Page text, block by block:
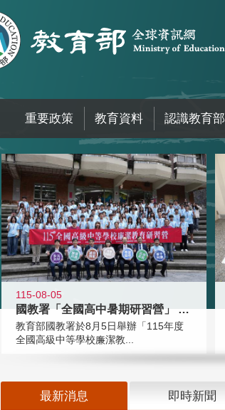
重要政策 教育資料 認識教育部
115-08-05
國教署「全國高中暑期研習營」 以多
教育部國教署於8月5日舉辦「115年度
全國高級中等學校廉潔教...
最新消息 即時新聞